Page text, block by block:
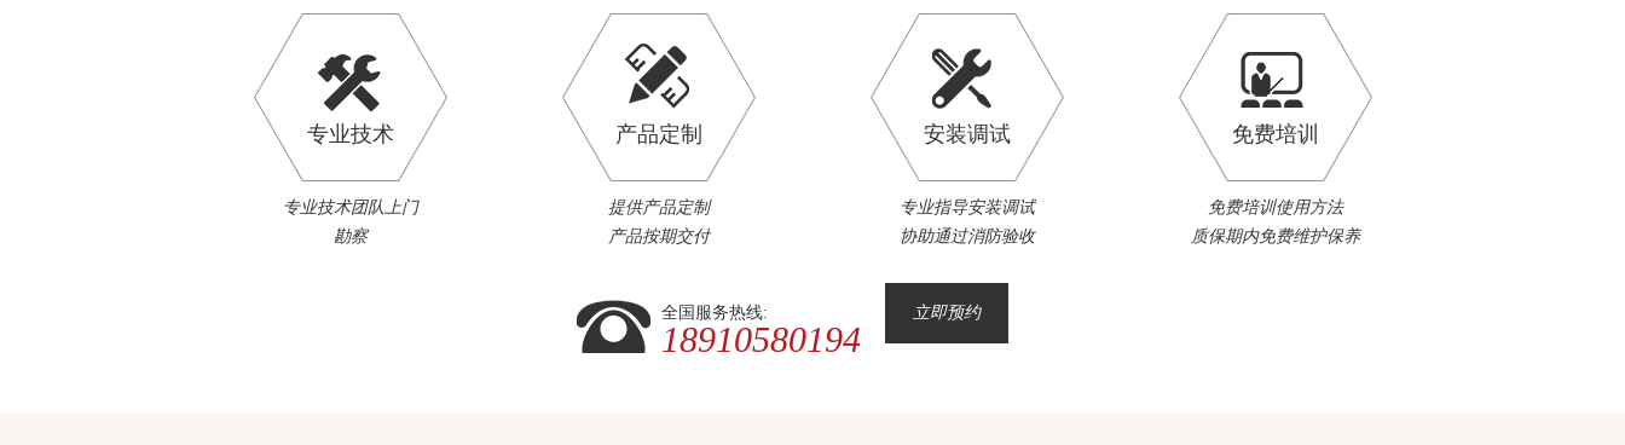
专业技术
专业技术团队上门
勘察
产品定制
提供产品定制
产品按期交付
安装调试
专业指导安装调试
协助通过消防验收
免费培训
免费培训使用方法
质保期内免费维护保养
全国服务热线:
18910580194
立即预约